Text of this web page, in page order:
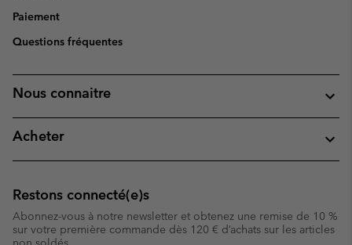
Paiement
Questions fréquentes
Nous connaitre
Acheter
Restons connecté(e)s
Abonnez-vous à notre newsletter et obtenez une remise de 10 %
sur votre première commande dès 120 € d’achats sur les articles